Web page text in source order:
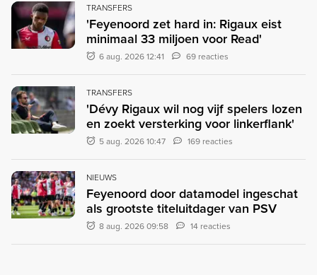
TRANSFERS
'Feyenoord zet hard in: Rigaux eist
minimaal 33 miljoen voor Read'
6 aug. 2026 12:41 69 reacties
TRANSFERS
'Dévy Rigaux wil nog vijf spelers lozen
en zoekt versterking voor linkerflank'
5 aug. 2026 10:47 169 reacties
NIEUWS
Feyenoord door datamodel ingeschat
als grootste titeluitdager van PSV
8 aug. 2026 09:58 14 reacties